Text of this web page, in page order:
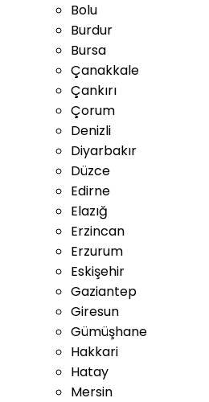
Bolu
Burdur
Bursa
Çanakkale
Çankırı
Çorum
Denizli
Diyarbakır
Düzce
Edirne
Elazığ
Erzincan
Erzurum
Eskişehir
Gaziantep
Giresun
Gümüşhane
Hakkari
Hatay
Mersin